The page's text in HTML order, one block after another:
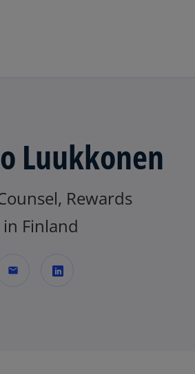
Luukkonen
Rewards
in Finland
mail